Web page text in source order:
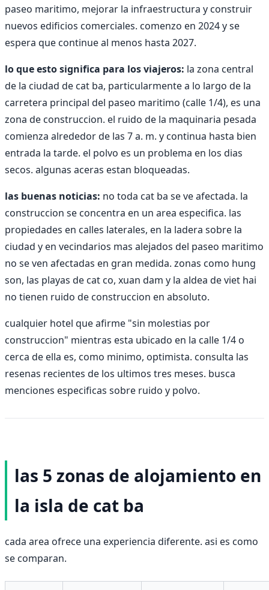
paseo maritimo, mejorar la infraestructura y construir
nuevos edificios comerciales. comenzo en 2024 y se
espera que continue al menos hasta 2027.
lo que esto significa para los viajeros: la zona central
de la ciudad de cat ba, particularmente a lo largo de la
carretera principal del paseo maritimo (calle 1/4), es una
zona de construccion. el ruido de la maquinaria pesada
comienza alrededor de las 7 a. m. y continua hasta bien
entrada la tarde. el polvo es un problema en los dias
secos. algunas aceras estan bloqueadas.
las buenas noticias: no toda cat ba se ve afectada. la
construccion se concentra en un area especifica. las
propiedades en calles laterales, en la ladera sobre la
ciudad y en vecindarios mas alejados del paseo maritimo
no se ven afectadas en gran medida. zonas como hung
son, las playas de cat co, xuan dam y la aldea de viet hai
no tienen ruido de construccion en absoluto.
cualquier hotel que afirme "sin molestias por
construccion" mientras esta ubicado en la calle 1/4 o
cerca de ella es, como minimo, optimista. consulta las
resenas recientes de los ultimos tres meses. busca
menciones especificas sobre ruido y polvo.
las 5 zonas de alojamiento en
la isla de cat ba
cada area ofrece una experiencia diferente. asi es como
se comparan.